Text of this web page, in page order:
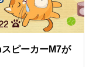
ピーカーM7が